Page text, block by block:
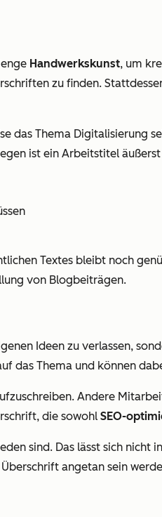
Handwerkskunst, um
zu finden.
das Thema Digitalisierung
ist ein Arbeitstitel äußerst
Textes bleibt noch
von Blogbeiträgen.
Ideen zu verlassen,
das Thema und können
Andere
die sowohl SEO-
sind. Das lässt sich nicht
angetan sein